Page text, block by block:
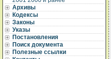
Архивы
Кодексы
Законы
Указы
Постановления
Поиск документа
Полезные ссылки